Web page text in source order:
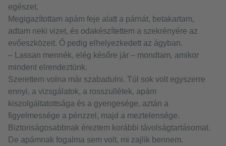
egészet.
Megigazítottam apám feje alatt a párnát, betakartam,
adtam neki vizet, és odakészítettem a szekrényére az
evőeszközeit. Ő pedig elhelyezkedett az ágyban.
– Lassan mennék, elég későre jár – mondtam, amikor
mindent elrendeztünk.
Szerettem volna már szabadulni. Túl sok volt egyszerre
ennyi, a vizsgálatok, a rosszullétek, apám
kiszolgáltatottsága és a gyengesége, aztán a
figyelmessége a pénzzel, majd a meztelensége.
Biztonságosabbnak éreztem korábbi távolságtartásomat.
De apámnak fogalma sem volt, mi zajlik bennem.